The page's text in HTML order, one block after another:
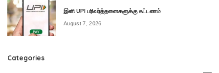
இனி UPI பரிவர்த்தனைகளுக்கு கட்டணம்
August 7, 2026
Categories